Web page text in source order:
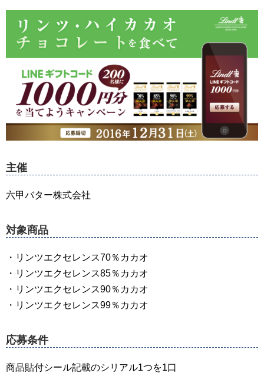
主催
六甲バター株式会社
対象商品
・リンツエクセレンス70％カカオ
・リンツエクセレンス85％カカオ
・リンツエクセレンス90％カカオ
・リンツエクセレンス99％カカオ
応募条件
商品貼付シール記載のシリアル1つを1口